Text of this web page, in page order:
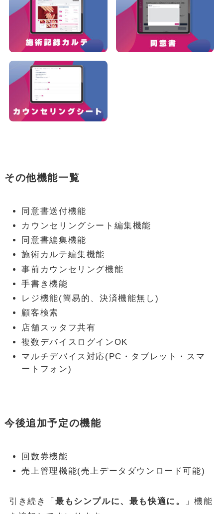
その他機能一覧
同意書送付機能
カウンセリングシート編集機能
同意書編集機能
施術カルテ編集機能
事前カウンセリング機能
手書き機能
レジ機能(簡易的、決済機能無し)
顧客検索
店舗スッタフ共有
複数デバイスログインOK
マルチデバイス対応(PC・タブレット・スマ
ートフォン)
今後追加予定の機能
回数券機能
売上管理機能(売上データダウンロード可能)
引き続き「 最もシンプルに、最も快適に。
」機能